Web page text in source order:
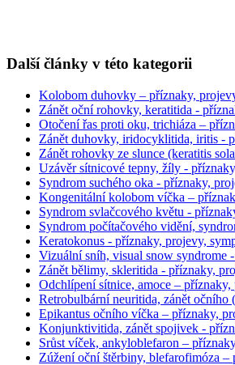
Další články v této kategorii
Kolobom duhovky – příznaky,
Zánět oční rohovky, keratitida -
Otočení řas proti oku, trichiáza –
Zánět duhovky, iridocyklitida, iritis -
Zánět rohovky ze slunce (keratitis
Uzávěr sítnicové tepny, žíly -
Syndrom suchého oka - příznaky,
Kongenitální kolobom víčka –
Syndrom svlačcového květu -
Syndrom počítačového vidění,
Keratokonus - příznaky, projevy,
Vizuální sníh, visual snow syndrome
Zánět bělimy, skleritida - příznaky,
Odchlípení sítnice, amoce –
Retrobulbární neuritida, zánět
Epikantus očního víčka – příznaky,
Konjunktivitida, zánět spojivek -
Srůst víček, ankyloblefaron –
Zúžení oční štěrbiny, blefarofimóza